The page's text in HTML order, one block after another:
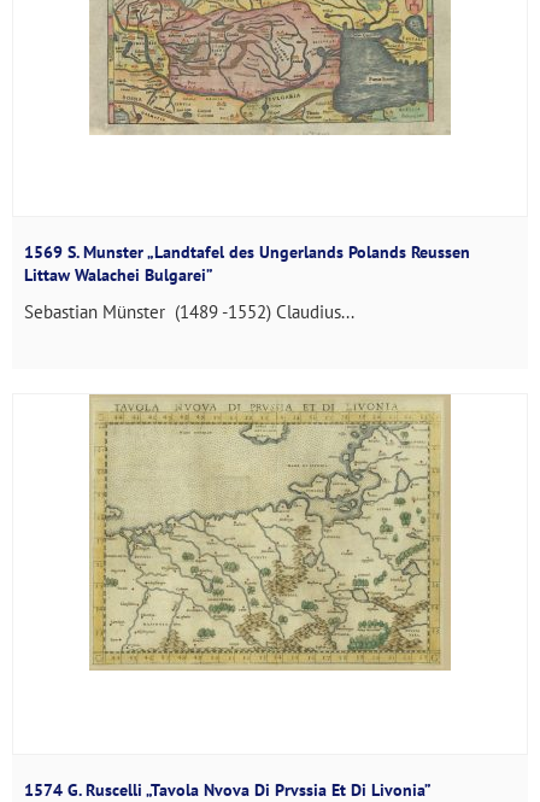
1569 S. Munster „Landtafel des Ungerlands Polands Reussen
Littaw Walachei Bulgarei”
Sebastian Münster (1489 -1552) Claudius...
1574 G. Ruscelli „Tavola Nvova Di Prvssia Et Di Livonia”